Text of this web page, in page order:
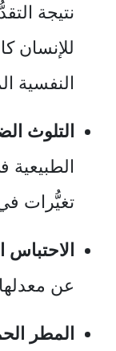
نتيجة
للإنسان
النفسية
التلوث
تغيُّرات في
الاحتباس
عن
المطر